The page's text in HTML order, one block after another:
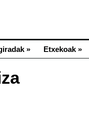
» Etxekoak »